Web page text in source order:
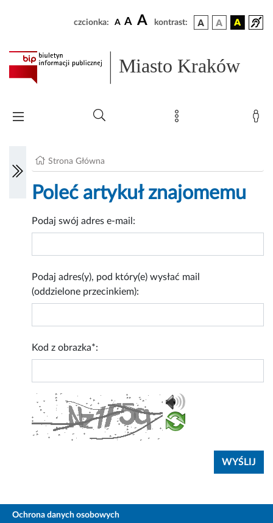
czcionka: A A A kontrast:
Miasto Kraków
Strona Główna
Poleć artykuł znajomemu
Podaj swój adres e-mail:
Podaj adres(y), pod który(e) wysłać mail
(oddzielone przecinkiem):
Kod z obrazka*:
Ochrona danych osobowych